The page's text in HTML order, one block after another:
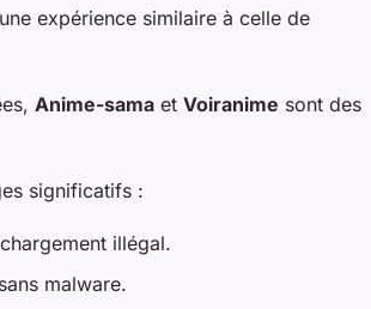
expérience similaire à celle de
Anime-sama et Voiranime sont des
significatifs :
illégal.
malware.